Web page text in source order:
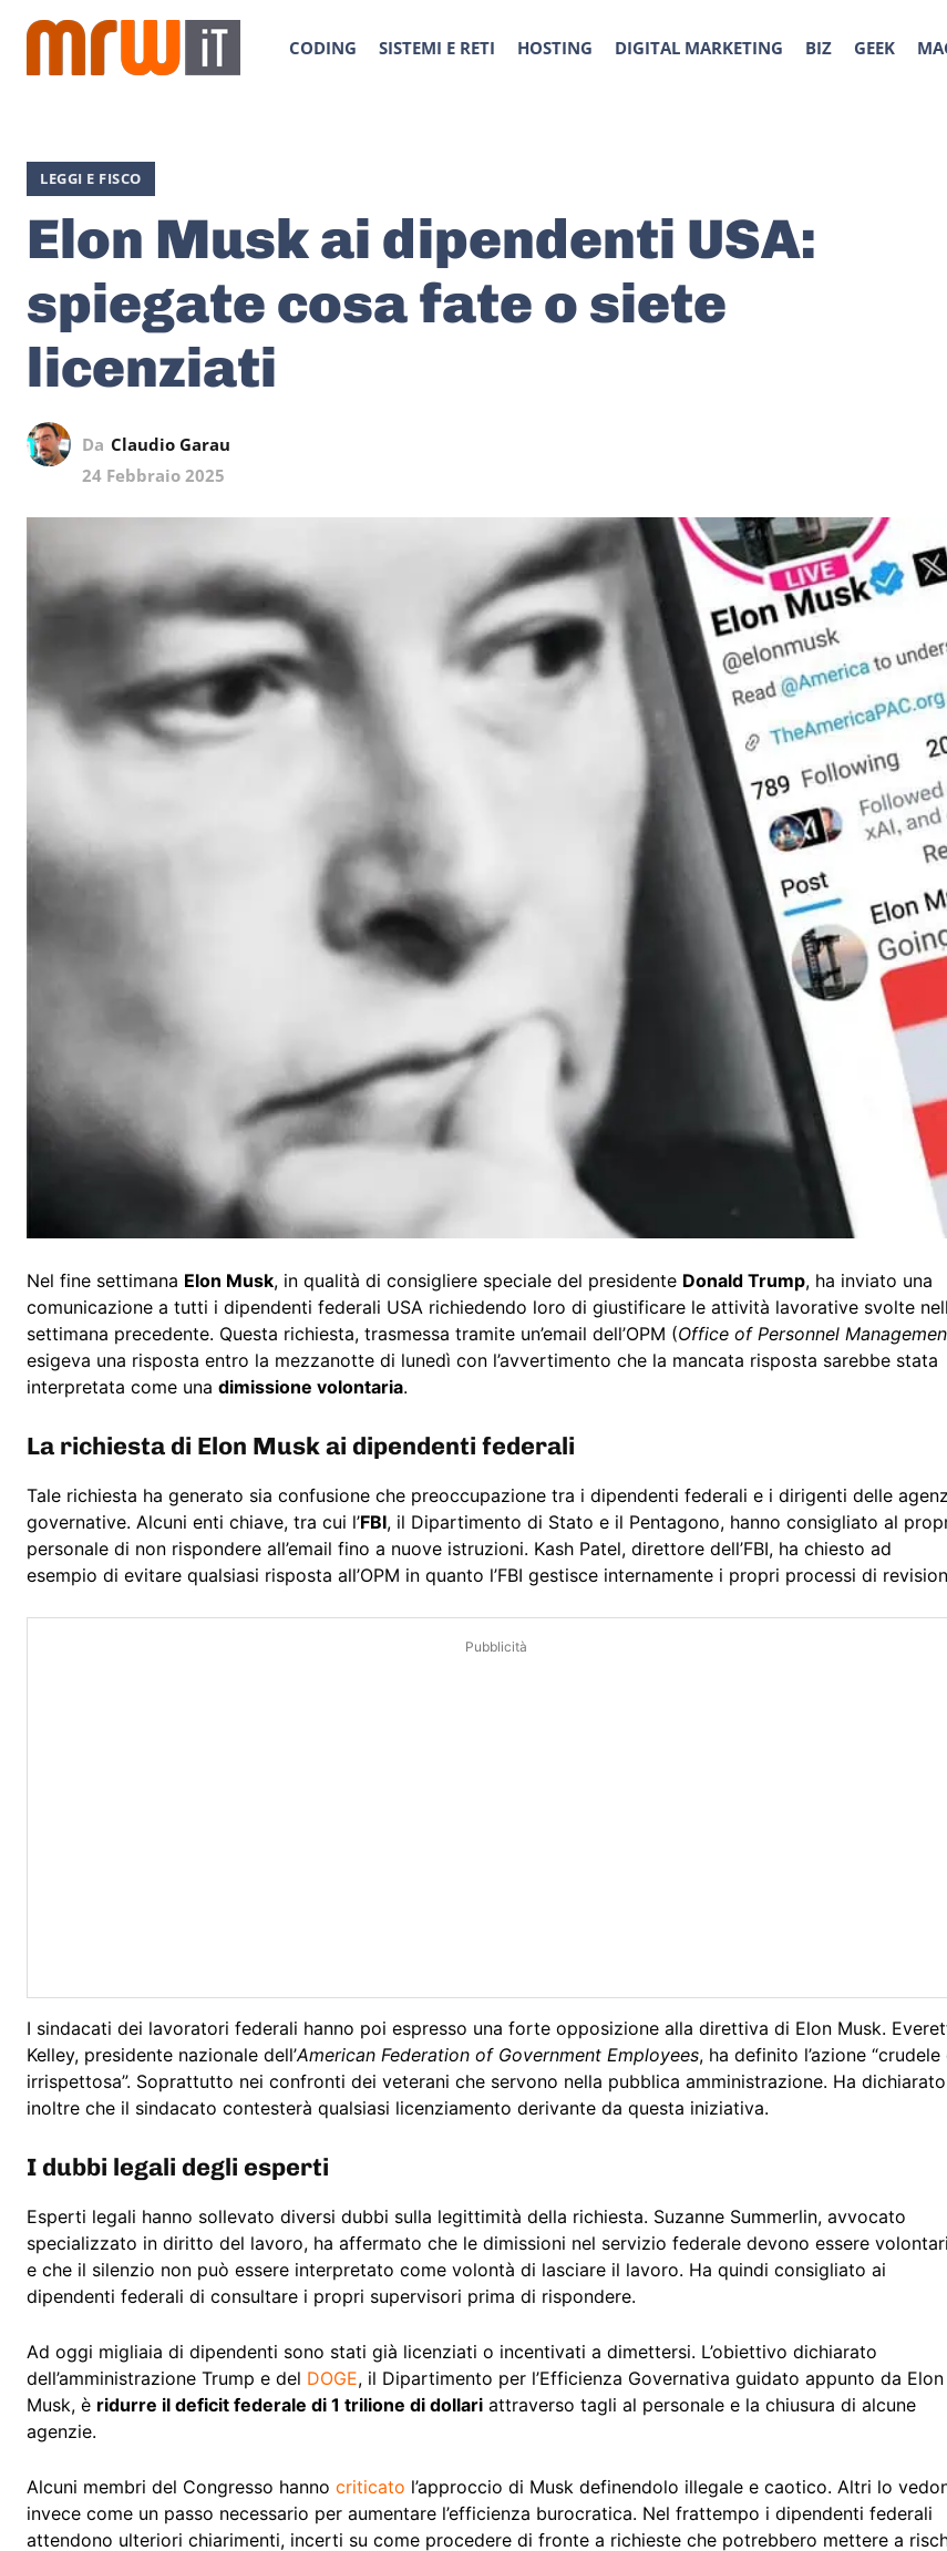
CODING SISTEMI E RETI HOSTING DIGITAL MARKETING BIZ GEEK
LEGGI E FISCO
Elon Musk ai dipendenti USA:
spiegate cosa fate o siete
licenziati
Da Claudio Garau
24 Febbraio 2025
Nel fine settimana Elon Musk, in qualità di consigliere speciale del presidente Donald Trump, ha inviato una
comunicazione a tutti i dipendenti federali USA richiedendo loro di giustificare le attività lavorative svolte
settimana precedente. Questa richiesta, trasmessa tramite un’email dell’OPM (Office of Personnel
esigeva una risposta entro la mezzanotte di lunedì con l’avvertimento che la mancata risposta sarebbe stata
interpretata come una dimissione volontaria.
La richiesta di Elon Musk ai dipendenti federali
Tale richiesta ha generato sia confusione che preoccupazione tra i dipendenti federali e i dirigenti delle
governative. Alcuni enti chiave, tra cui l’FBI, il Dipartimento di Stato e il Pentagono, hanno consigliato al
personale di non rispondere all’email fino a nuove istruzioni. Kash Patel, direttore dell’FBI, ha chiesto ad
esempio di evitare qualsiasi risposta all’OPM in quanto l’FBI gestisce internamente i propri processi di
Pubblicità
I sindacati dei lavoratori federali hanno poi espresso una forte opposizione alla direttiva di Elon Musk.
Kelley, presidente nazionale dell’American Federation of Government Employees, ha definito l’azione “crudele
irrispettosa”. Soprattutto nei confronti dei veterani che servono nella pubblica amministrazione. Ha dichiarato
inoltre che il sindacato contesterà qualsiasi licenziamento derivante da questa iniziativa.
I dubbi legali degli esperti
Esperti legali hanno sollevato diversi dubbi sulla legittimità della richiesta. Suzanne Summerlin, avvocato
specializzato in diritto del lavoro, ha affermato che le dimissioni nel servizio federale devono essere
e che il silenzio non può essere interpretato come volontà di lasciare il lavoro. Ha quindi consigliato ai
dipendenti federali di consultare i propri supervisori prima di rispondere.
Ad oggi migliaia di dipendenti sono stati già licenziati o incentivati a dimettersi. L’obiettivo dichiarato
dell’amministrazione Trump e del DOGE, il Dipartimento per l’Efficienza Governativa guidato appunto da Elon
Musk, è ridurre il deficit federale di 1 trilione di dollari attraverso tagli al personale e la chiusura di alcune
agenzie.
Alcuni membri del Congresso hanno criticato l’approccio di Musk definendolo illegale e caotico. Altri lo
invece come un passo necessario per aumentare l’efficienza burocratica. Nel frattempo i dipendenti federali
attendono ulteriori chiarimenti, incerti su come procedere di fronte a richieste che potrebbero mettere a